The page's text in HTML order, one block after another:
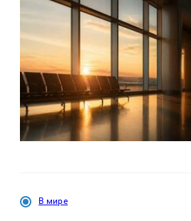
В мире